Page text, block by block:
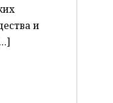
и